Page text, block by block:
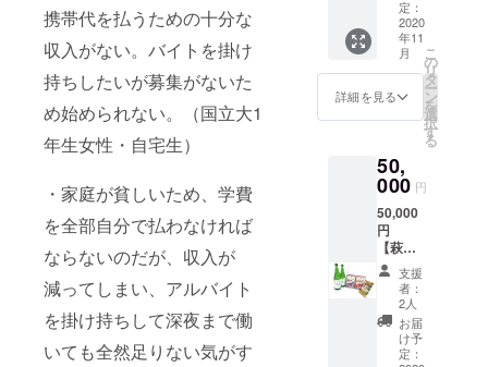
携帯代を払うための十分な
収入がない。バイトを掛け
持ちしたいが募集がないた
め始められない。（国立大1
年生女性・自宅生）
・家庭が貧しいため、学費
を全部自分で払わなければ
ならないのだが、収入が
減ってしまい、アルバイト
を掛け持ちして深夜まで働
いても全然足りない気がす
堂のカ
レーを
再現し
たレト
ルトカ
レー2種
になり
ます。
過去に
人気
だった
商品を
味わう
ことが
できま
す！
レー、
怒髪天
レー）
・東北
大学の
ルトカ
レー2つ
（バ
ターチ
キンカ
レー）
“貧
食”の名
前で愛
されて
いた食
堂のカ
お手紙
・食堂
の味を
再現！
人気の
食堂レ
シピ ・
東北大
ゴマー
ク入り
オリジ
ナル
クッ
キー ・
大学生
にも人
気の大
学生協
限定つ
ぶグミ
定：
2020
年11
月
詳細を見る
こ
の
リ
タ
ー
ン
を
選
択
す
る
50,
000 円
50,000
円
【萩丸
＆カ
レー
セッ
ト！】
※お酒類
を含む
支援
者：
2人
お届
け予
定：